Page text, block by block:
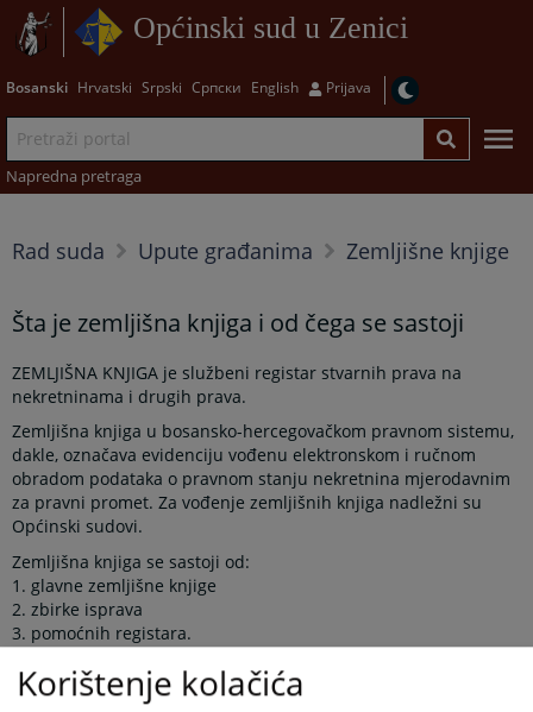
Općinski sud u Zenici
Bosanski Hrvatski Srpski Српски English Prijava
Napredna pretraga
Rad suda Upute građanima Zemljišne knjige
Šta je zemljišna knjiga i od čega se sastoji
ZEMLJIŠNA KNJIGA je službeni registar stvarnih prava na
nekretninama i drugih prava.
Zemljišna knjiga u bosansko-hercegovačkom pravnom sistemu,
dakle, označava evidenciju vođenu elektronskom i ručnom
obradom podataka o pravnom stanju nekretnina mjerodavnim
za pravni promet. Za vođenje zemljišnih knjiga nadležni su
Općinski sudovi.
Zemljišna knjiga se sastoji od:
1. glavne zemljišne knjige
2. zbirke isprava
3. pomoćnih registara.
Glavna zemljišna knjiga se sastoji od zemljišnoknjižnih uložaka.
Glavna zemljišna knjiga se vodi za jednu katastarsku općinu.
Korištenje kolačića